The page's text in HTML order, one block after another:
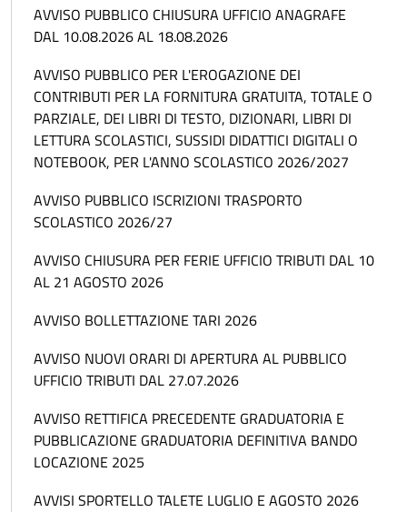
AVVISO PUBBLICO CHIUSURA UFFICIO ANAGRAFE
DAL 10.08.2026 AL 18.08.2026
AVVISO PUBBLICO PER L'EROGAZIONE DEI
CONTRIBUTI PER LA FORNITURA GRATUITA, TOTALE O
PARZIALE, DEI LIBRI DI TESTO, DIZIONARI, LIBRI DI
LETTURA SCOLASTICI, SUSSIDI DIDATTICI DIGITALI O
NOTEBOOK, PER L'ANNO SCOLASTICO 2026/2027
AVVISO PUBBLICO ISCRIZIONI TRASPORTO
SCOLASTICO 2026/27
AVVISO CHIUSURA PER FERIE UFFICIO TRIBUTI DAL 10
AL 21 AGOSTO 2026
AVVISO BOLLETTAZIONE TARI 2026
AVVISO NUOVI ORARI DI APERTURA AL PUBBLICO
UFFICIO TRIBUTI DAL 27.07.2026
AVVISO RETTIFICA PRECEDENTE GRADUATORIA E
PUBBLICAZIONE GRADUATORIA DEFINITIVA BANDO
LOCAZIONE 2025
AVVISI SPORTELLO TALETE LUGLIO E AGOSTO 2026